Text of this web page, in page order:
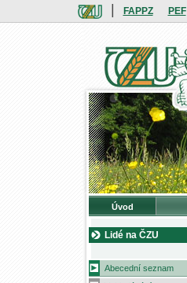
FAPPZ PEF
Úvod
Lidé na ČZU
Abecední seznam